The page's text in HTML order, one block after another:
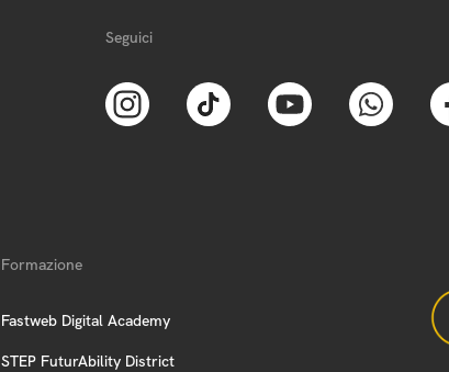
Seguici
Formazione
Fastweb Digital Academy
STEP FuturAbility District